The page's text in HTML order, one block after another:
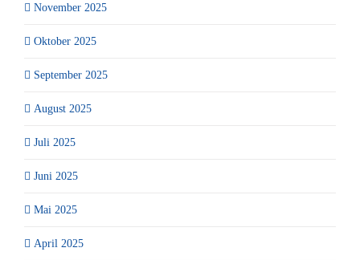
November 2025
Oktober 2025
September 2025
August 2025
Juli 2025
Juni 2025
Mai 2025
April 2025